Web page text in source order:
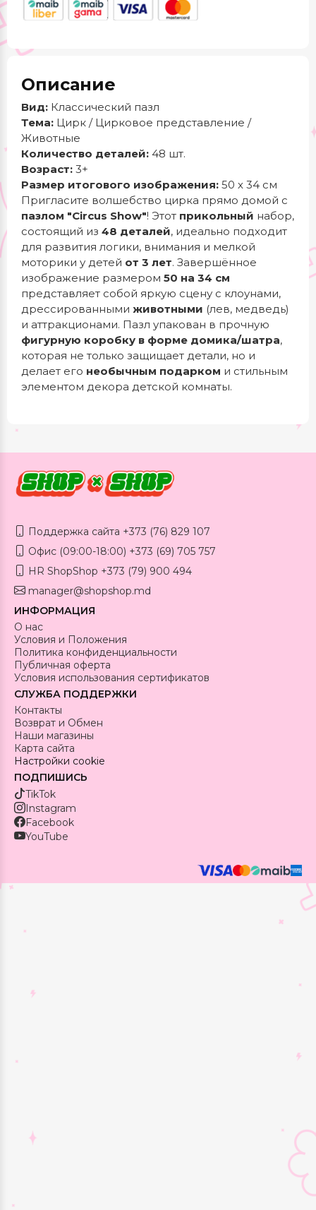
Описание
Вид: Классический пазл
Тема: Цирк / Цирковое представление /
Животные
Количество деталей: 48 шт.
Возраст: 3+
Размер итогового изображения: 50 х 34 см
Пригласите волшебство цирка прямо домой с
пазлом "Circus Show"! Этот прикольный набор,
состоящий из 48 деталей, идеально подходит
для развития логики, внимания и мелкой
моторики у детей от 3 лет. Завершённое
изображение размером 50 на 34 см
представляет собой яркую сцену с клоунами,
дрессированными животными (лев, медведь)
и аттракционами. Пазл упакован в прочную
фигурную коробку в форме домика/шатра,
которая не только защищает детали, но и
делает его необычным подарком и стильным
элементом декора детской комнаты.
Поддержка сайта +373 (76) 829 107
Офис (09:00-18:00) +373 (69) 705 757
HR ShopShop +373 (79) 900 494
manager@shopshop.md
ИНФОРМАЦИЯ
О нас
Условия и Положения
Политика конфиденциальности
Публичная оферта
Условия использования сертификатов
СЛУЖБА ПОДДЕРЖКИ
Контакты
Возврат и Обмен
Наши магазины
Карта сайта
Настройки cookie
ПОДПИШИСЬ
TikTok
Instagram
Facebook
YouTube